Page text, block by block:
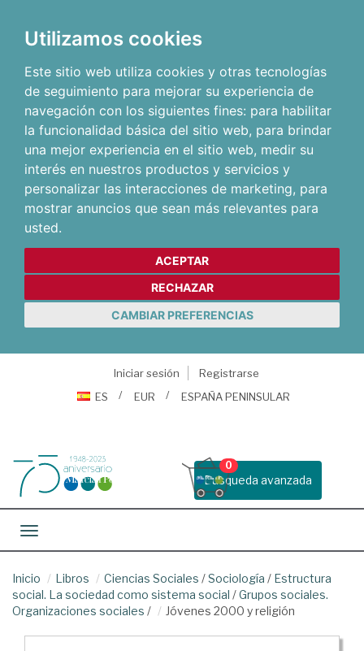
Utilizamos cookies
Este sitio web utiliza cookies y otras tecnologías
de seguimiento para mejorar su experiencia de
navegación con los siguientes fines: para habilitar
la funcionalidad básica del sitio web, para brindar
una mejor experiencia en el sitio web, medir su
interés en nuestros productos y servicios y
personalizar las interacciones de marketing, para
mostrar anuncios que sean más relevantes para
usted.
ACEPTAR
RECHAZAR
CAMBIAR PREFERENCIAS
Iniciar sesión
Registrarse
ES
EUR ESPAÑA PENINSULAR
Busqueda avanzada
0
Toggle navigation
Inicio Libros Ciencias Sociales /Sociología / Estructura
social. La sociedad como sistema social /Grupos sociales.
Organizaciones sociales / Jóvenes 2000 y religión